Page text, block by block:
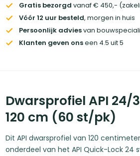
Gratis bezorgd vanaf € 450,-
Vóór 12 uur besteld, morgen in huis
Persoonlijk adviesvan
Klanten geven onseen 4.5 uit 5
Dwarsprofiel API 24/
120 cm (60 st/pk)
Dit API dwarsprofiel van 120
onderdeel van het API Quick-Lock 24